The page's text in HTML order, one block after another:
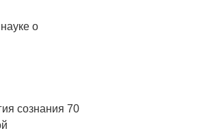
о
сознания 70